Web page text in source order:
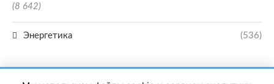
(8 642)
Энергетика (536)